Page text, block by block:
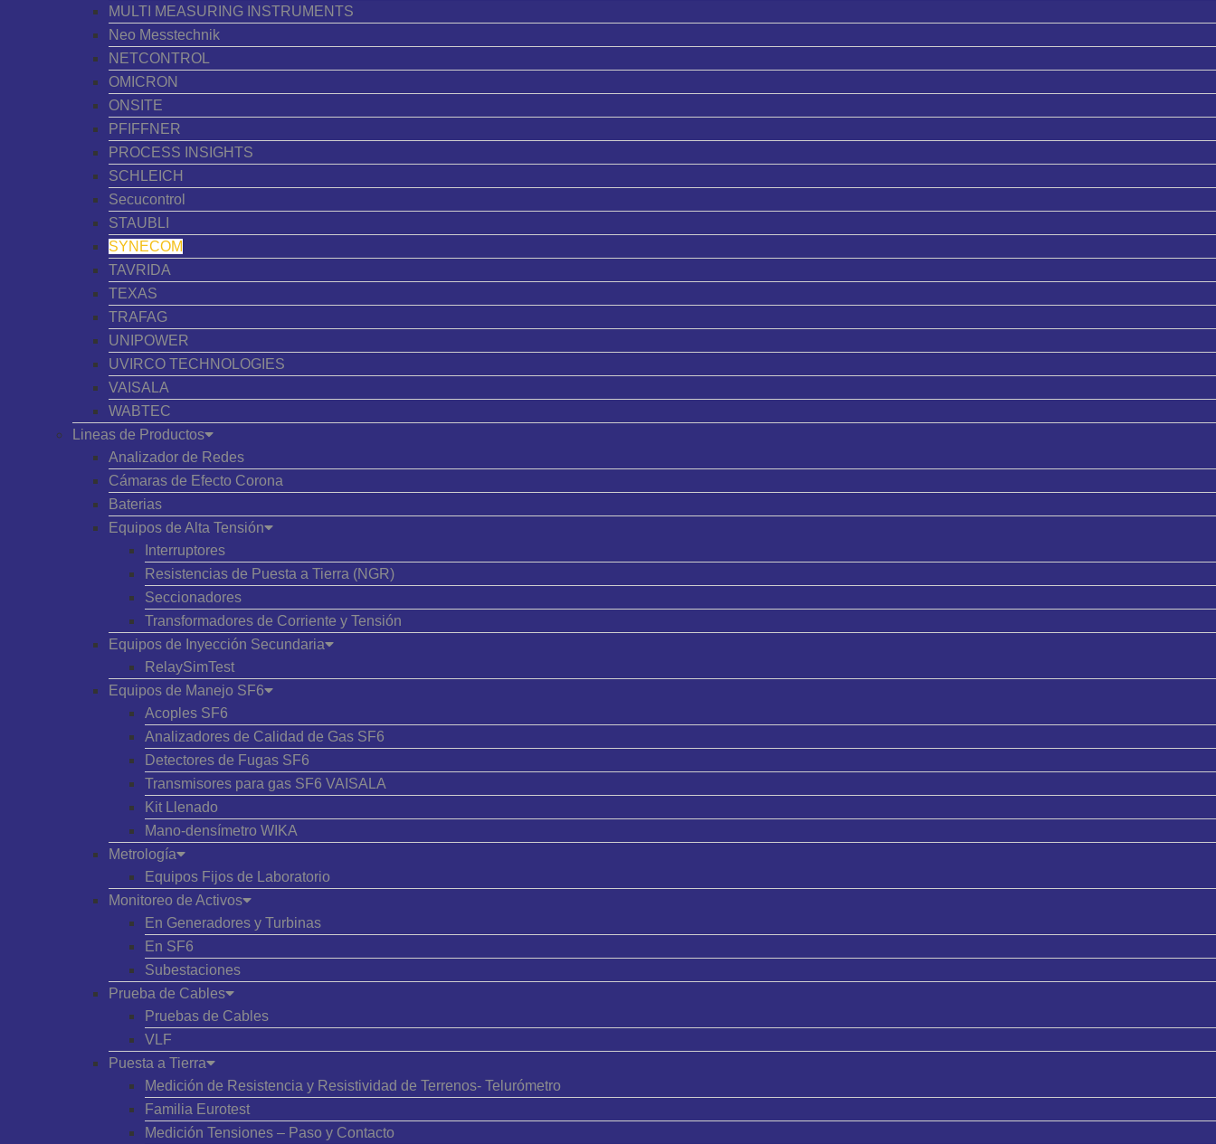
MULTI MEASURING INSTRUMENTS
Neo Messtechnik
NETCONTROL
OMICRON
ONSITE
PFIFFNER
PROCESS INSIGHTS
SCHLEICH
Secucontrol
STAUBLI
SYNECOM
TAVRIDA
TEXAS
TRAFAG
UNIPOWER
UVIRCO TECHNOLOGIES
VAISALA
WABTEC
Lineas de Productos
Analizador de Redes
Cámaras de Efecto Corona
Baterias
Equipos de Alta Tensión
Interruptores
Resistencias de Puesta a Tierra (NGR)
Seccionadores
Transformadores de Corriente y Tensión
Equipos de Inyección Secundaria
RelaySimTest
Equipos de Manejo SF6
Acoples SF6
Analizadores de Calidad de Gas SF6
Detectores de Fugas SF6
Transmisores para gas SF6 VAISALA
Kit Llenado
Mano-densímetro WIKA
Metrología
Equipos Fijos de Laboratorio
Monitoreo de Activos
En Generadores y Turbinas
En SF6
Subestaciones
Prueba de Cables
Pruebas de Cables
VLF
Puesta a Tierra
Medición de Resistencia y Resistividad de Terrenos- Telurómetro
Familia Eurotest
Medición Tensiones – Paso y Contacto